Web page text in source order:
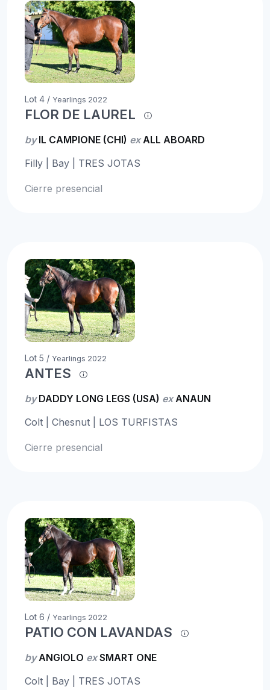
Lot 4 / Yearlings 2022
FLOR DE LAUREL
byIL CAMPIONE (CHI) exALL ABOARD
Filly | Bay | TRES JOTAS
Cierre presencial
Lot 5 / Yearlings 2022
ANTES
byDADDY LONG LEGS (USA) exANAUN
Colt | Chesnut | LOS TURFISTAS
Cierre presencial
Lot 6 / Yearlings 2022
PATIO CON LAVANDAS
byANGIOLO exSMART ONE
Colt | Bay | TRES JOTAS